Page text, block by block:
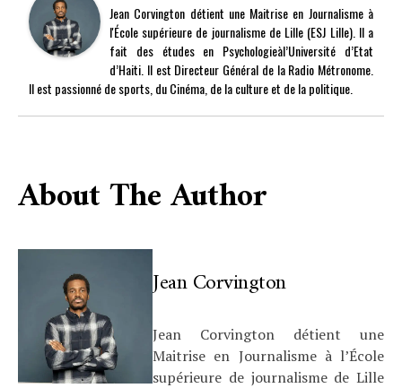
Jean Corvington détient une Maitrise en Journalisme à
l'École supérieure de journalisme de Lille (ESJ Lille). Il a
fait des études en Psychologieàl’Université d’Etat
d’Haiti. Il est Directeur Général de la Radio Métronome.
Il est passionné de sports, du Cinéma, de la culture et de la politique.
About The Author
Jean Corvington
Jean Corvington détient une
Maitrise en Journalisme à l’École
supérieure de journalisme de Lille